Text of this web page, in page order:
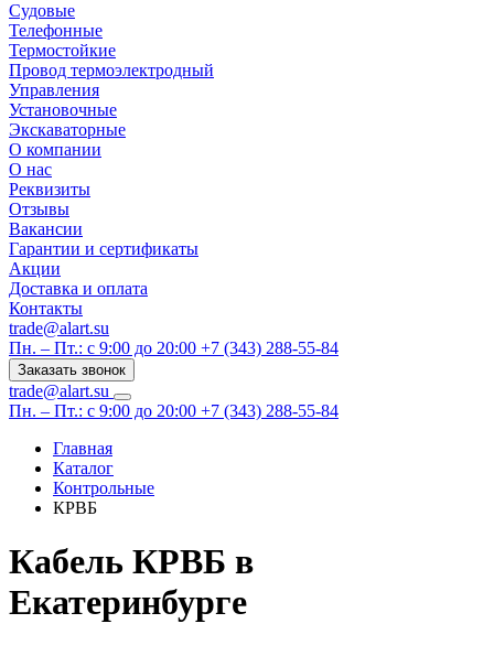
Судовые
Телефонные
Термостойкие
Провод термоэлектродный
Управления
Установочные
Экскаваторные
О компании
О нас
Реквизиты
Отзывы
Вакансии
Гарантии и сертификаты
Акции
Доставка и оплата
Контакты
trade@alart.su
Пн. – Пт.: с 9:00 до 20:00 +7 (343) 288-55-84
Заказать звонок
trade@alart.su
Пн. – Пт.: с 9:00 до 20:00 +7 (343) 288-55-84
Главная
Каталог
Контрольные
КРВБ
Кабель КРВБ в
Екатеринбурге